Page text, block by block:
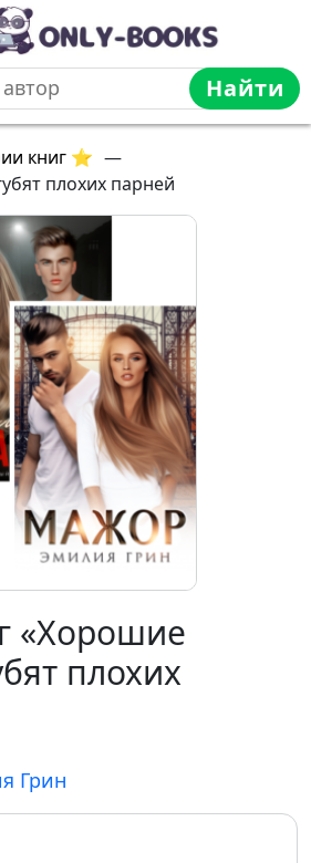
Найти
книг ⭐ —
плохих парней
«Хорошие
плохих
Грин